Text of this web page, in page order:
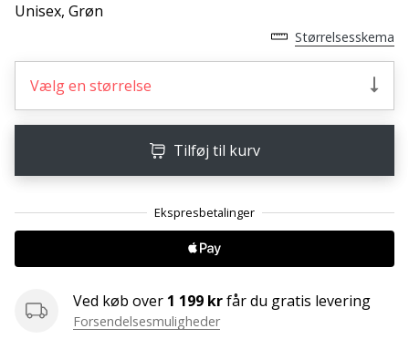
Oplev
tekniske
opdateringer
find
om
•
2 min. Læsning
Unisex, Grøn
Størrelsesskema
Vælg en størrelse
Tilføj til kurv
Ved køb over 1 199 krfår du gratis levering
Forsendelsesmuligheder